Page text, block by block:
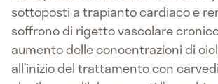
sottoposti a trapianto cardiaco e
soffrono di rigetto vascolare
aumento delle concentrazioni di
all’inizio del trattamento con